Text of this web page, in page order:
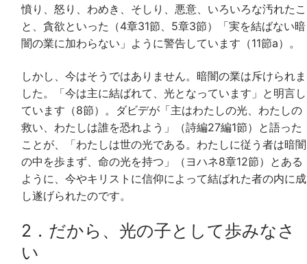
憤り、怒り、わめき、そしり、悪意、いろいろな汚れたこ
と、貪欲といった（4章31節、5章3節）「実を結ばない暗
闇の業に加わらない」ように警告しています（11節a）。
しかし、今はそうではありません。暗闇の業は斥けられま
した。「今は主に結ばれて、光となっています」と明言し
ています（8節）。ダビデが「主はわたしの光、わたしの
救い、わたしは誰を恐れよう」（詩編27編1節）と語った
ことが、「わたしは世の光である。わたしに従う者は暗闇
の中を歩まず、命の光を持つ」（ヨハネ8章12節）とある
ように、今やキリストに信仰によって結ばれた者の内に成
し遂げられたのです。
2．だから、光の子として歩みなさ
い